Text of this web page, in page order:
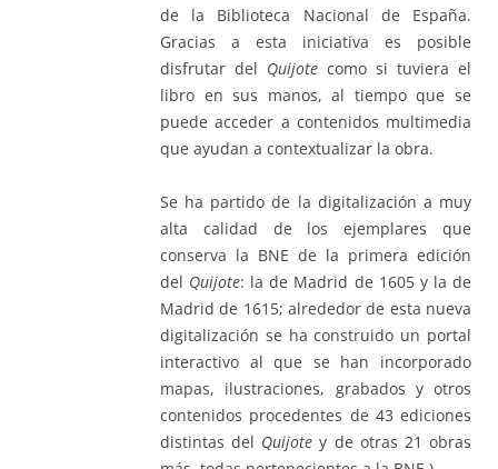
de la Biblioteca Nacional de España.
Gracias a esta iniciativa es posible
disfrutar del Quijote como si tuviera el
libro en sus manos, al tiempo que se
puede acceder a contenidos multimedia
que ayudan a contextualizar la obra.
Se ha partido de la digitalización a muy
alta calidad de los ejemplares que
conserva la BNE de la primera edición
del Quijote: la de Madrid de 1605 y la de
Madrid de 1615; alrededor de esta nueva
digitalización se ha construido un portal
interactivo al que se han incorporado
mapas, ilustraciones, grabados y otros
contenidos procedentes de 43 ediciones
distintas del Quijotey de otras 21 obras